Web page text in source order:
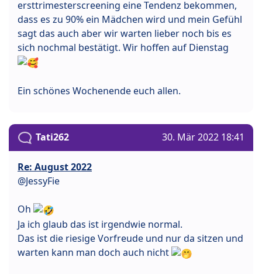
ersttrimesterscreening eine Tendenz bekommen,
dass es zu 90% ein Mädchen wird und mein Gefühl
sagt das auch aber wir warten lieber noch bis es
sich nochmal bestätigt. Wir hoffen auf Dienstag
Ein schönes Wochenende euch allen.
Tati262 30. Mär 2022 18:41
Re: August 2022
@JessyFie
Oh
Ja ich glaub das ist irgendwie normal.
Das ist die riesige Vorfreude und nur da sitzen und
warten kann man doch auch nicht